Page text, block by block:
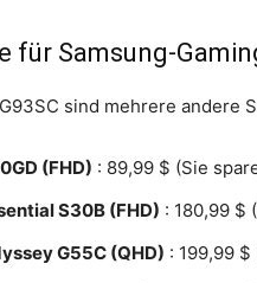
für Samsung-
sind mehrere andere
(FHD) : 89,99 $ (Sie
S30B (FHD) : 180,99 $
G55C (QHD) : 199,99 $